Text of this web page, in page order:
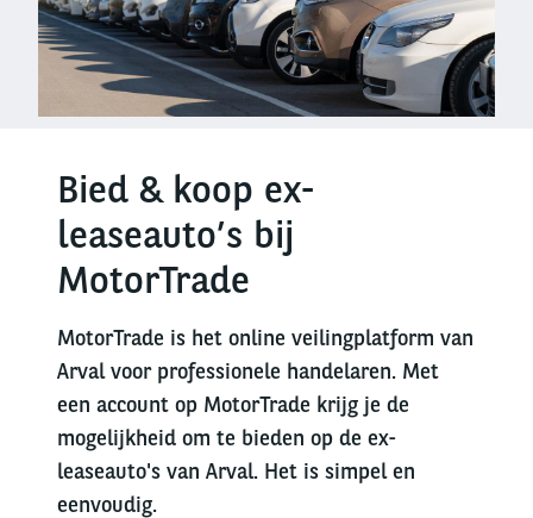
Bied & koop ex-
leaseauto’s bij
MotorTrade
MotorTrade is het online veilingplatform van
Arval voor professionele handelaren. Met
een account op MotorTrade krijg je de
mogelijkheid om te bieden op de ex-
leaseauto's van Arval. Het is simpel en
eenvoudig.